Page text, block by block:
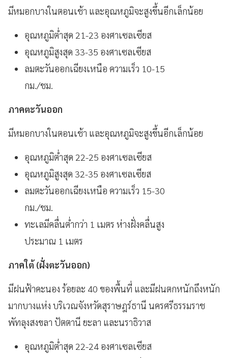
มีหมอกบางในตอนเช้า และอุณหภูมิจะสูงขึ้นอีกเล็กน้อย
อุณหภูมิต่ำสุด 21-23 องศาเซลเซียส
อุณหภูมิสูงสุด 33-35 องศาเซลเซียส
ลมตะวันออกเฉียงเหนือ ความเร็ว 10-15
กม./ชม.
ภาคตะวันออก
มีหมอกบางในตอนเช้า และอุณหภูมิจะสูงขึ้นอีกเล็กน้อย
อุณหภูมิต่ำสุด 22-25 องศาเซลเซียส
อุณหภูมิสูงสุด 32-35 องศาเซลเซียส
ลมตะวันออกเฉียงเหนือ ความเร็ว 15-30
กม./ชม.
ทะเลมีคลื่นต่ำกว่า 1 เมตร ห่างฝั่งคลื่นสูง
ประมาณ 1 เมตร
ภาคใต้ (ฝั่งตะวันออก)
มีฝนฟ้าคะนอง ร้อยละ 40 ของพื้นที่ และมีฝนตกหนักถึงหนัก
มากบางแห่ง บริเวณจังหวัดสุราษฎร์ธานี นครศรีธรรมราช
พัทลุงสงขลา ปัตตานี ยะลา และนราธิวาส
อุณหภูมิต่ำสุด 22-24 องศาเซลเซียส